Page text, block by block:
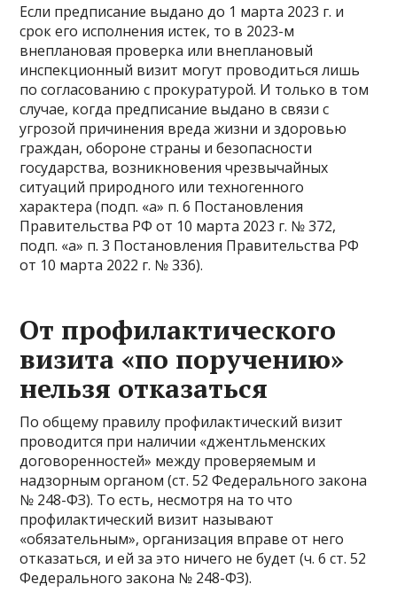
Если предписание выдано до 1 марта 2023 г. и
срок его исполнения истек, то в 2023-м
внеплановая проверка или внеплановый
инспекционный визит могут проводиться лишь
по согласованию с прокуратурой. И только в том
случае, когда предписание выдано в связи с
угрозой причинения вреда жизни и здоровью
граждан, обороне страны и безопасности
государства, возникновения чрезвычайных
ситуаций природного или техногенного
характера (подп. «а» п. 6 Постановления
Правительства РФ от 10 марта 2023 г. № 372,
подп. «а» п. 3 Постановления Правительства РФ
от 10 марта 2022 г. № 336).
От профилактического
визита «по поручению»
нельзя отказаться
По общему правилу профилактический визит
проводится при наличии «джентльменских
договоренностей» между проверяемым и
надзорным органом (ст. 52 Федерального закона
№ 248-ФЗ). То есть, несмотря на то что
профилактический визит называют
«обязательным», организация вправе от него
отказаться, и ей за это ничего не будет (ч. 6 ст. 52
Федерального закона № 248-ФЗ).